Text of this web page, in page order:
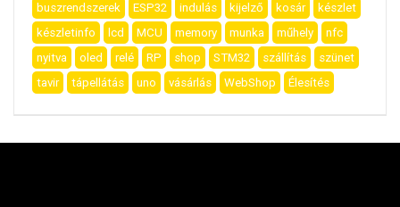
buszrendszerek ESP32 indulás kijelző kosár
készlet
készletinfo
lcd MCU memory munka műhely
nfc
nyitva
oled relé RP shop STM32 szállítás
szünet
tavir
tápellátás uno vásárlás WebShop Élesítés